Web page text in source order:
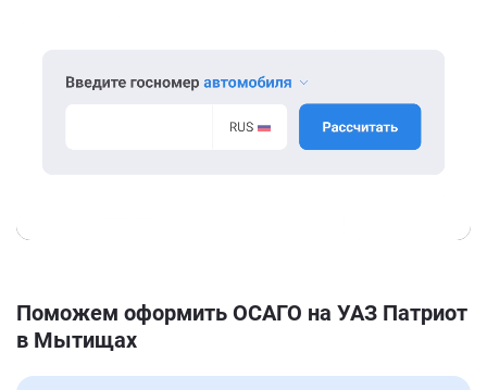
Поможем оформить ОСАГО на УАЗ Патриот
в Мытищах